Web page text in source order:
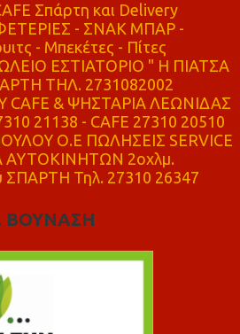
Σπάρτη και Delivery
- ΣΝΑΚ ΜΠΑΡ -
- Μπεκέτες - Πίτες
ΕΣΤΙΑΤΟΡΙΟ " Η ΠΙΑΤΣΑ
ΤΗΛ. 2731082002
CAFE & ΨΗΣΤΑΡΙΑ ΛΕΩΝΙΔΑΣ
21138 - CAFE 27310 20510
Ο.Ε ΠΩΛΗΣΕΙΣ SERVICE
2οχλμ.
ΣΠΑΡΤΗ Τηλ. 27310 26347
ΒΟΥΝΑΣΗ